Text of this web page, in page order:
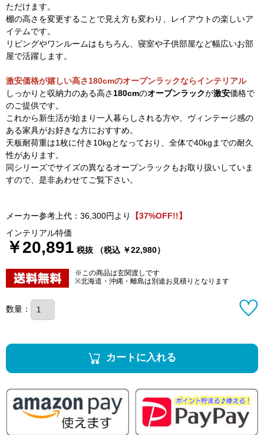
ただけます。
棚の高さを変更することで見え方も変わり、レイアウトの楽しいア
イテムです。
リビングやワンルームはもちろん、寝室や子供部屋など幅広いお部
屋で活躍します。
激安価格が嬉しい高さ180cmのオープンラックならインテリアル
しっかりと収納力のある高さ 180cmのオープンラックが激安価格で
のご提供です。
これから新生活が始まり一人暮らしされる方や、ヴィンテージ感の
ある家具がお好きな方におすすめ。
天板耐荷重は1枚に付き10kgとなっており、全体で40kgまでの耐久
性があります。
同シリーズでサイズの異なるオープンラックもお取り扱いしていま
すので、是非あわせてご覧下さい。
メーカー参考上代：36,300円より
【37%OFF!!】
インテリアル特価
￥20,891 税抜 （税込 ￥22,980）
※この商品は玄関渡しです
※北海道・沖縄・離島は別途お見積りとなります
数量：
カートに入れる